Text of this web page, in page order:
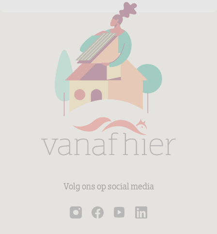
Volg ons op social media